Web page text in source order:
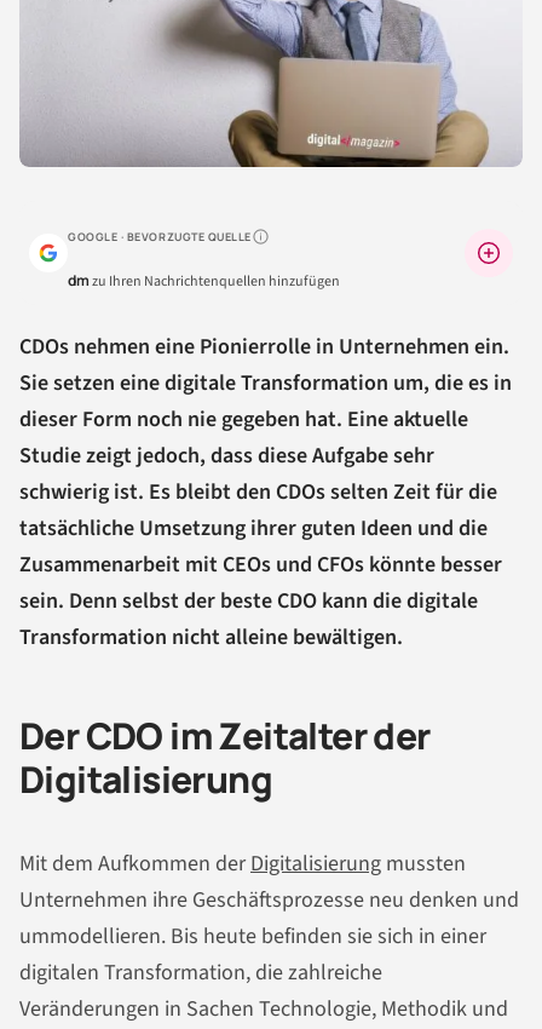
GOOGLE · BEVORZUGTE QUELLEWarum lohnt sich das?
dmzu Ihren Nachrichtenquellen hinzufügen
CDOs nehmen eine Pionierrolle in Unternehmen ein.
Sie setzen eine digitale Transformation um, die es in
dieser Form noch nie gegeben hat. Eine aktuelle
Studie zeigt jedoch, dass diese Aufgabe sehr
schwierig ist. Es bleibt den CDOs selten Zeit für die
tatsächliche Umsetzung ihrer guten Ideen und die
Zusammenarbeit mit CEOs und CFOs könnte besser
sein. Denn selbst der beste CDO kann die digitale
Transformation nicht alleine bewältigen.
Der CDO im Zeitalter der
Digitalisierung
Mit dem Aufkommen derDigitalisierung mussten
Unternehmen ihre Geschäftsprozesse neu denken und
ummodellieren. Bis heute befinden sie sich in einer
digitalen Transformation, die zahlreiche
Veränderungen in Sachen Technologie, Methodik und